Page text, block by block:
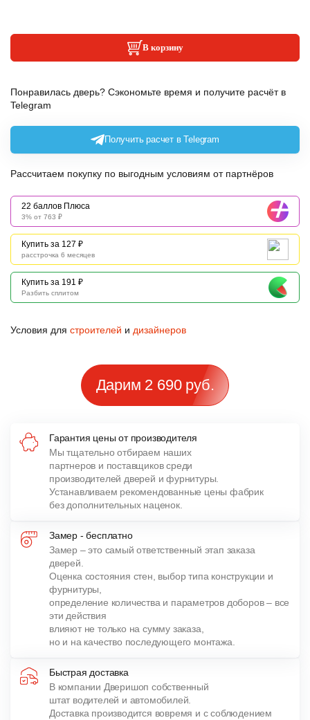
В корзину
Понравилась дверь? Сэкономьте время и получите расчёт в
Telegram
Получить расчет в Telegram
Рассчитаем покупку по выгодным условиям от партнёров
22 баллов Плюса
3% от 763 ₽
Купить за 127 ₽
расстрочка 6 месяцев
Купить за 191 ₽
Разбить сплитом
Условия для строителей и дизайнеров
Дарим 2 690 руб.
Гарантия цены от производителя
Мы тщательно отбираем наших
партнеров и поставщиков среди
производителей дверей и фурнитуры.
Устанавливаем рекомендованные цены фабрик
без дополнительных наценок.
Замер - бесплатно
Замер – это самый ответственный этап заказа
дверей.
Оценка состояния стен, выбор типа конструкции и
фурнитуры,
определение количества и параметров доборов – все
эти действия
влияют не только на сумму заказа,
но и на качество последующего монтажа.
Быстрая доставка
В компании Дверишоп собственный
штат водителей и автомобилей.
Доставка производится вовремя и с соблюдением